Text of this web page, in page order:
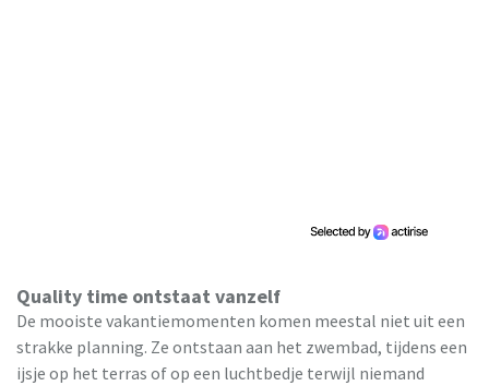
Quality time ontstaat vanzelf
De mooiste vakantiemomenten komen meestal niet uit een
strakke planning. Ze ontstaan aan het zwembad, tijdens een
ijsje op het terras of op een luchtbedje terwijl niemand